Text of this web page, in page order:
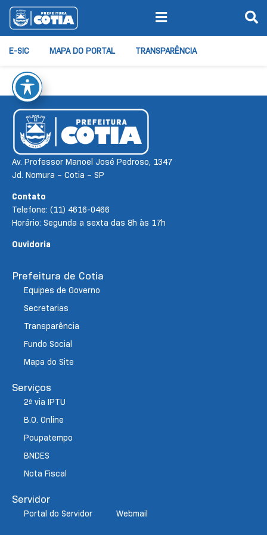
E-SIC MAPA DO PORTAL TRANSPARÊNCIA
Av. Professor Manoel José Pedroso, 1347
Jd. Nomura – Cotia – SP
Contato
Telefone: (11) 4616-0466
Horário: Segunda a sexta das 8h às 17h
Ouvidoria
Prefeitura de Cotia
Equipes de Governo
Secretarias
Transparência
Fundo Social
Mapa do Site
Serviços
2ª via IPTU
B.O. Online
Poupatempo
BNDES
Nota Fiscal
Servidor
Portal do Servidor Webmail